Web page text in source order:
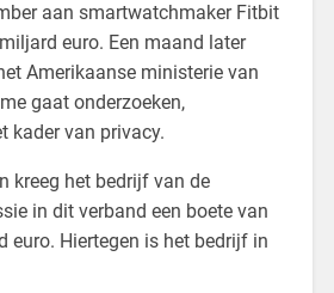
aan smartwatchmaker Fitbit
euro. Een maand later
Amerikaanse ministerie van
gaat onderzoeken,
kader van privacy.
kreeg het bedrijf van de
in dit verband een boete van
euro. Hiertegen is het bedrijf in